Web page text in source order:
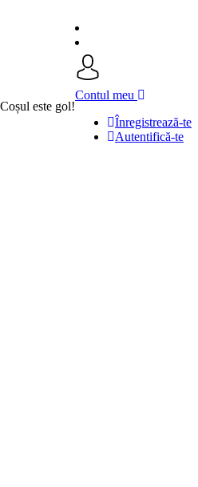
Contul meu
Înregistrează-te
Autentifică-te
Coșul este gol!